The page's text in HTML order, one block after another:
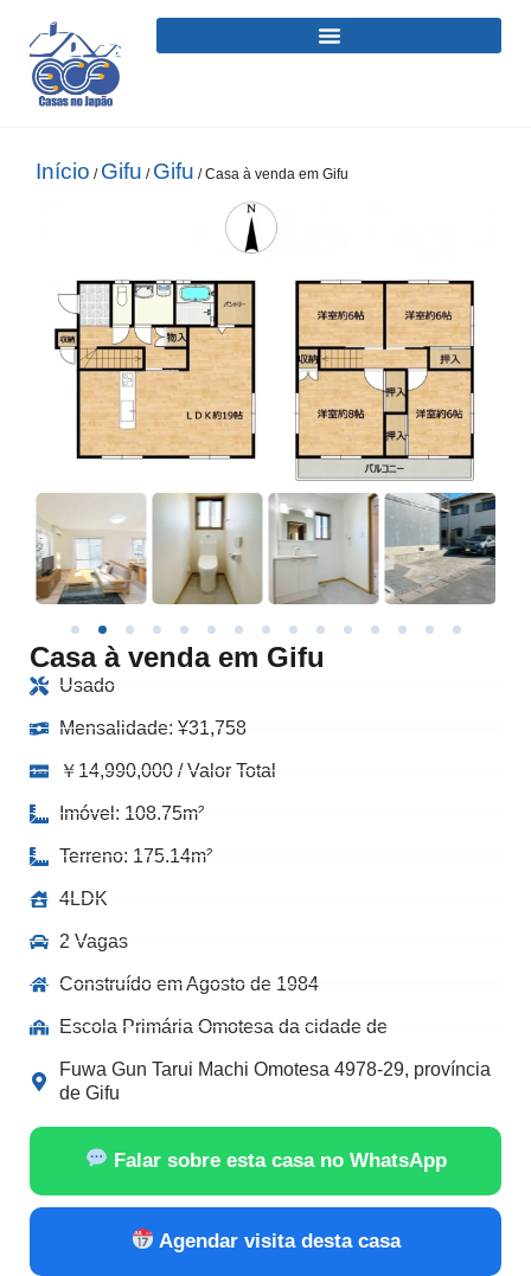
Início / Gifu / Gifu / Casa à venda em Gifu
Casa à venda em Gifu
Usado
Mensalidade: ¥31,758
￥14,990,000 / Valor Total
Imóvel: 108.75m²
Terreno: 175.14m²
4LDK
2 Vagas
Construído em Agosto de 1984
Escola Primária Omotesa da cidade de
Fuwa Gun Tarui Machi Omotesa 4978-29, província
de Gifu
Falar sobre esta casa no WhatsApp
Agendar visita desta casa